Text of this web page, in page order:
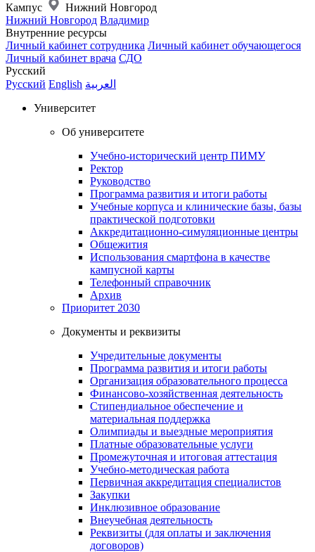
Кампус
Нижний Новгород
Нижний Новгород Владимир
Внутренние ресурсы
Личный кабинет сотрудника Личный кабинет обучающегося
Личный кабинет врача СДО
Русский
Русский English العربية
Университет
Об университете
Учебно-исторический центр ПИМУ
Ректор
Руководство
Программа развития и итоги работы
Учебные корпуса и клинические базы, базы
практической подготовки
Аккредитационно-симуляционные центры
Общежития
Использования смартфона в качестве
кампусной карты
Телефонный справочник
Архив
Приоритет 2030
Документы и реквизиты
Учредительные документы
Программа развития и итоги работы
Организация образовательного процесса
Финансово-хозяйственная деятельность
Стипендиальное обеспечение и
материальная поддержка
Олимпиады и выездные мероприятия
Платные образовательные услуги
Промежуточная и итоговая аттестация
Учебно-методическая работа
Первичная аккредитация специалистов
Закупки
Инклюзивное образование
Внеучебная деятельность
Реквизиты (для оплаты и заключения
договоров)